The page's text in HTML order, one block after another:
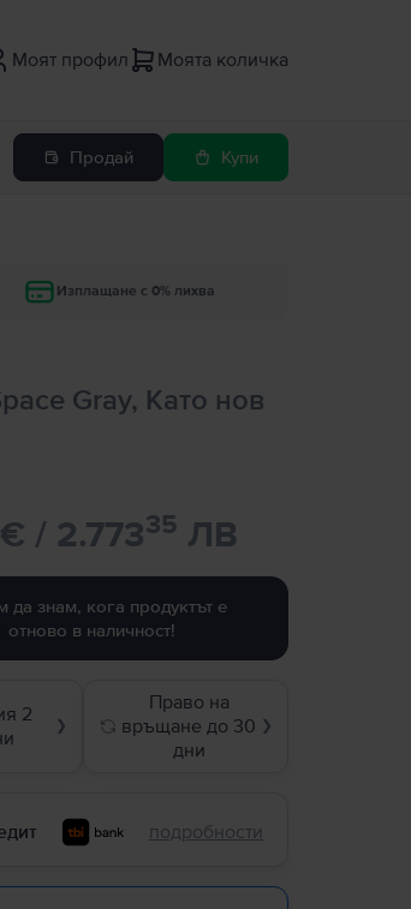
Моят профил Моята количка
Продай Купи
Изплащане с 0% лихва
Gray, Като нов
€ / 2.77335 ЛВ
да знам, кога продуктът е
отново в наличност!
2
❯
Право на
връщане до 30
дни
❯
подробности